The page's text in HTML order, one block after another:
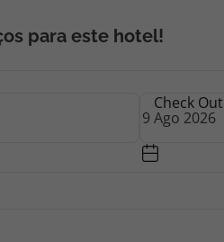
para este hotel!
Check Out